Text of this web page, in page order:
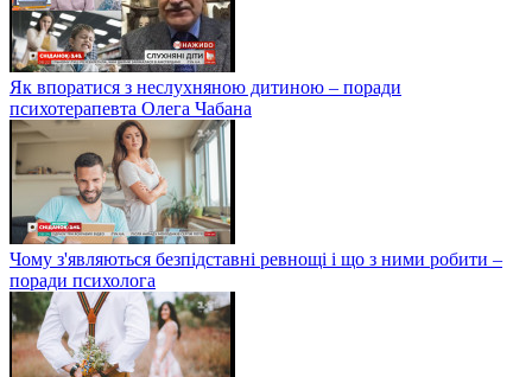
Як впоратися з неслухняною дитиною – поради
психотерапевта Олега Чабана
Чому з'являються безпідставні ревнощі і що з ними робити –
поради психолога